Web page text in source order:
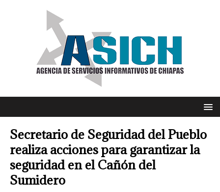
Secretario de Seguridad del Pueblo
realiza acciones para garantizar la
seguridad en el Cañón del
Sumidero